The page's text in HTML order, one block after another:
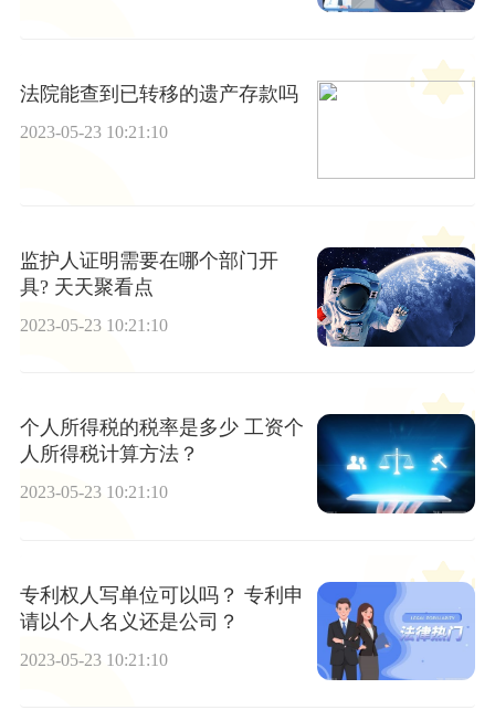
法院能查到已转移的遗产存款吗
2023-05-23 10:21:10
监护人证明需要在哪个部门开
具? 天天聚看点
2023-05-23 10:21:10
个人所得税的税率是多少 工资个
人所得税计算方法？
2023-05-23 10:21:10
专利权人写单位可以吗？ 专利申
请以个人名义还是公司？
2023-05-23 10:21:10